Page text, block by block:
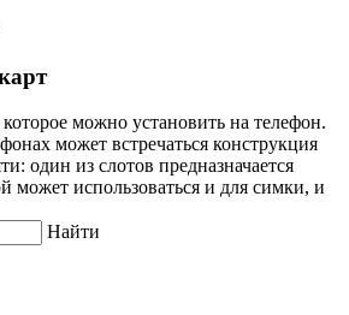
можно установить на телефон.
может встречаться конструкция
один из слотов предназначается
может использоваться и для симки, и
Найти